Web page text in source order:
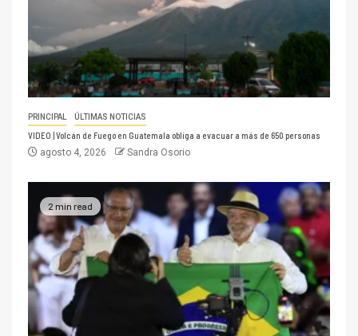
PRINCIPAL ÚLTIMAS NOTICIAS
VIDEO | Volcán de Fuego en Guatemala obliga a evacuar a más de 650 personas
agosto 4, 2026 Sandra Osorio
2 min read